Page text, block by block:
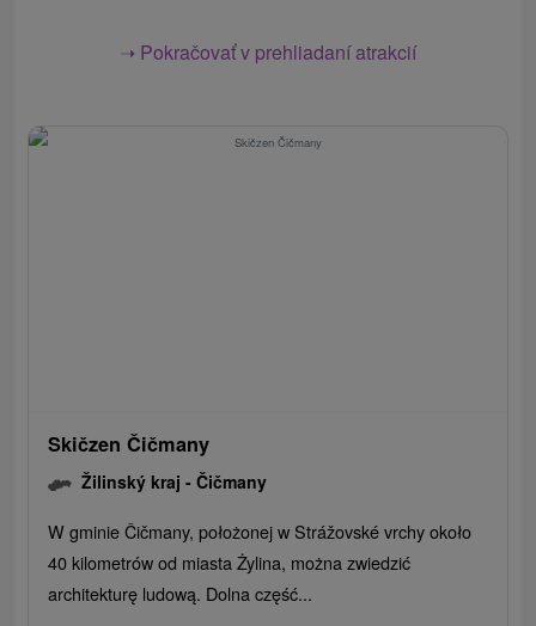
➝ Pokračovať v prehliadaní atrakcií
Skičzen Čičmany
Žilinský kraj -Čičmany
W gminie Čičmany, położonej w Strážovské vrchy około
40 kilometrów od miasta Żylina, można zwiedzić
architekturę ludową. Dolna część...